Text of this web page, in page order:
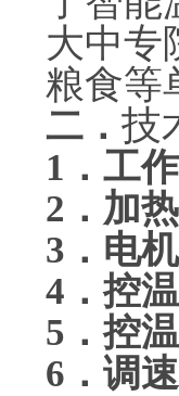
大中专
粮食等
二． 技
1．工
2．加
3．电
4 ．控
5 ．控
6 ．调